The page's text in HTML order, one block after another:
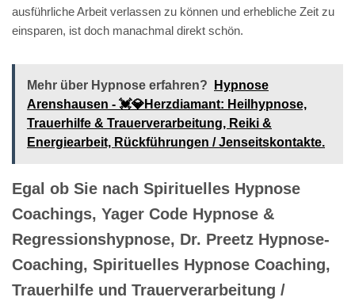
ausführliche Arbeit verlassen zu können und erhebliche Zeit zu
einsparen, ist doch manachmal direkt schön.
Mehr über Hypnose erfahren?
Hypnose
Arenshausen - 💓️💎Herzdiamant: Heilhypnose,
Trauerhilfe & Trauerverarbeitung, Reiki &
Energiearbeit, Rückführungen / Jenseitskontakte.
Egal ob Sie nach Spirituelles Hypnose
Coachings, Yager Code Hypnose &
Regressionshypnose, Dr. Preetz Hypnose-
Coaching, Spirituelles Hypnose Coaching,
Trauerhilfe und Trauerverarbeitung /